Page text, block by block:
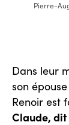
Pierre-
Dans leur
son
Renoir est
Claude,